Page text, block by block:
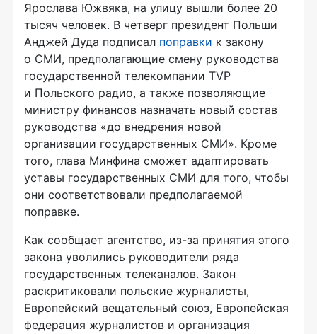
Ярослава Южвяка, на улицу вышли более 20
тысяч человек. В четверг президент Польши
Анджей Дуда подписал поправки к закону
о СМИ, предполагающие смену руководства
государственной телекомпании TVP
и Польского радио, а также позволяющие
министру финансов назначать новый состав
руководства «до внедрения новой
организации государственных СМИ». Кроме
того, глава Минфина сможет адаптировать
уставы государственных СМИ для того, чтобы
они соответствовали предполагаемой
поправке.
Как сообщает агентство, из-за принятия этого
закона уволились руководители ряда
государственных телеканалов. Закон
раскритиковали польские журналисты,
Европейский вещательный союз, Европейская
федерация журналистов и организация